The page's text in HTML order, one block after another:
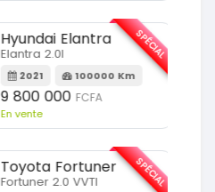
Hyundai Elantra
Elantra 2.0l
2021 100000 Km
9 800 000FCFA
En vente
SPÉCIAL
Toyota Fortuner
Fortuner 2.0 VVTI SPÉCIAL